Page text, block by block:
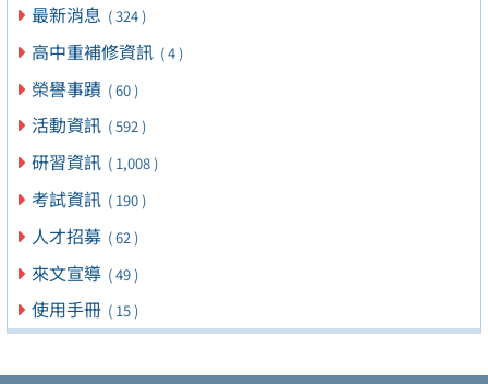
最新消息 ( 324 )
高中重補修資訊 ( 4 )
榮譽事蹟 ( 60 )
活動資訊 ( 592 )
研習資訊 ( 1,008 )
考試資訊 ( 190 )
人才招募 ( 62 )
來文宣導 ( 49 )
使用手冊 ( 15 )